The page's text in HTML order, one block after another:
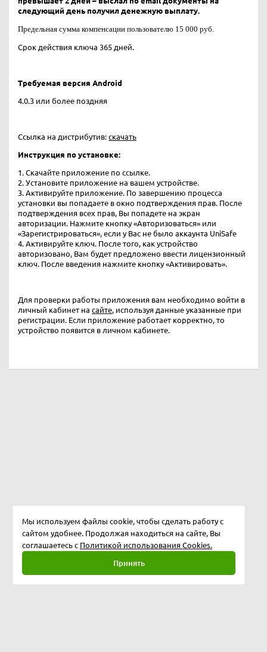
следующий день получил денежную выплату.
Предельная сумма компенсации пользователю 15 000 руб.
Срок действия ключа 365 дней.
Требуемая версия Android
4.0.3 или более поздняя
Ссылка на дистрибутив:скачать
Инструкция по установке:
1. Скачайте приложение по ссылке.
2. Установите приложение на вашем устройстве.
3. Активируйте приложение. По завершению процесса
установки вы попадаете в окно подтверждения прав. После
подтверждения всех прав, Вы попадете на экран
авторизации. Нажмите кнопку «Авторизоваться» или
«Зарегистрироваться», если у Вас не было аккаунта UniSafe
4. Активируйте ключ. После того, как устройство
авторизовано, Вам будет предложено ввести лицензионный
ключ. После введения нажмите кнопку «Активировать».
Для проверки работы приложения вам необходимо войти в
личный кабинет на сайте, используя данные указанные при
регистрации. Если приложение работает корректно, то
устройство появится в личном кабинете.
Мы используем файлы cookie, чтобы сделать работу с
сайтом удобнее. Продолжая находиться на сайте, Вы
соглашаетесь с Политикой использования Cookies.
Принять